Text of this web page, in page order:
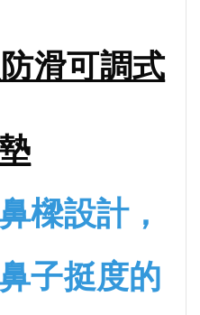
滑可調式
樑設計，
子挺度的